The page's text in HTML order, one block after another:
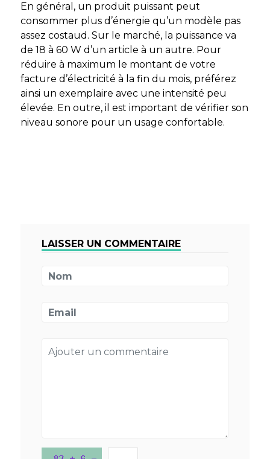
En général, un produit puissant peut
consommer plus d’énergie qu’un modèle pas
assez costaud. Sur le marché, la puissance va
de 18 à 60 W d’un article à un autre. Pour
réduire à maximum le montant de votre
facture d’électricité à la fin du mois, préférez
ainsi un exemplaire avec une intensité peu
élevée. En outre, il est important de vérifier son
niveau sonore pour un usage confortable.
LAISSER UN COMMENTAIRE